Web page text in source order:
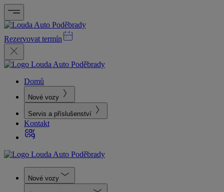
Rezervovat termín
Domů
Nové vozy
Servis a příslušenství
Kontakt
Nové vozy